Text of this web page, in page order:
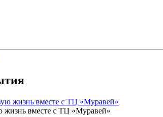
жизнь вместе с ТЦ «Муравей»